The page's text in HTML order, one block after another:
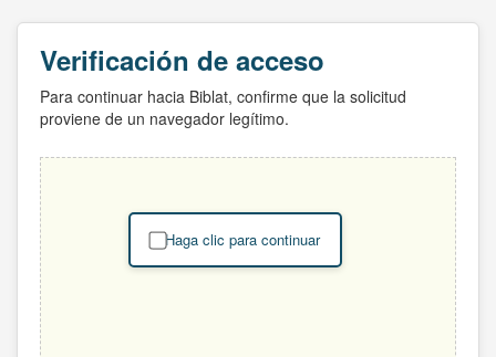
Verificación de acceso
Para continuar hacia Biblat, confirme que la solicitud
proviene de un navegador legítimo.
Haga clic para continuar